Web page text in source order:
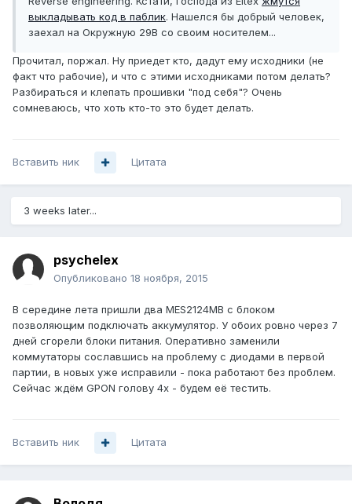
выкладывать код в паблик. Нашелся бы добрый человек,
заехал на Окружную 29В со своим носителем...
Прочитал, поржал. Ну приедет кто, дадут ему исходники (не
факт что рабочие), и что с этими исходниками потом делать?
Разбираться и клепать прошивки "под себя"? Очень
сомневаюсь, что хоть кто-то это будет делать.
Вставить ник Цитата
3 weeks later...
psychelex
Опубликовано 18 ноября, 2015
В середине лета пришли два MES2124MB с блоком
позволяющим подключать аккумулятор. У обоих ровно через 7
дней сгорели блоки питания. Оперативно заменили
коммутаторы сославшись на проблему с диодами в первой
партии, в новых уже исправили - пока работают без проблем.
Сейчас ждём GPON голову 4x - будем её тестить.
Вставить ник Цитата